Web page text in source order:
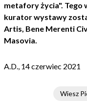
metafory życia". Tego
kurator wystawy
Artis, Bene Merenti
Masovia.
A.D., 14 czerwiec 2021
Wiesz